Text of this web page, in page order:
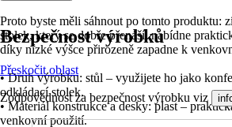
Proto byste měli sáhnout po tomto produktu:
stolek, který se dobře přenáší, nabídne
díky nízké výšce přirozeně zapadne k
• Druh výrobku: stůl – využijete ho jako
odkládací stolek.
• Materiál konstrukce a desky: plast –
venkovní použití.
Bezpečnost výrobků
Přeskočit oblast
Zodpovědnost za bezpečnost výrobku viz